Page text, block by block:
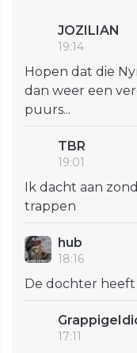
JOZILIAN
19:14
Hopen dat die
dan weer een
puurs...
TBR
19:01
Ik dacht aan
trappen
hub
18:16
De dochter
17:11